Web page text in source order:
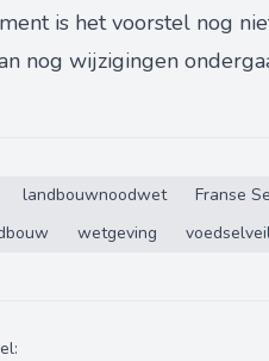
is het voorstel nog
nog wijzigingen
landbouwnoodwet Franse
wetgeving